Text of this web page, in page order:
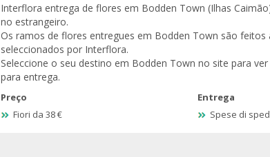
Interflora entrega de flores em Bodden Town (Ilhas
no estrangeiro.
Os ramos de flores entregues em Bodden Town são
seleccionados por Interflora.
Seleccione o seu destino em Bodden Town no site para
para entrega.
Preço
Fiori da 38 €
Entrega
Spese di